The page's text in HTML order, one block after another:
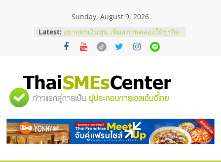
Sunday, August 9, 2026
Latest: อยากหาเงินทุน เพิ่มสภาพคล่องให้ธุรกิจ
เริ่มยังไงให้ผ่านฉลุย
สัมมนาออนไลน์ โอกาสบริหารสถานี
ThaiFranchise Meet Up จับคู่แฟรน
ไชส์ ครั้งที่ 8
ร้านเครื่องเสียงคุณภาพสูง พร้อม
บริษัท Cybersecurity ในไทยที่ไหนดี?
วิธีเลือกผู้ให้บริการให้คุ้มค่าและตอบ
โจทย์ธุรกิจ
"ศูนย์
รวม
ข้อมูล